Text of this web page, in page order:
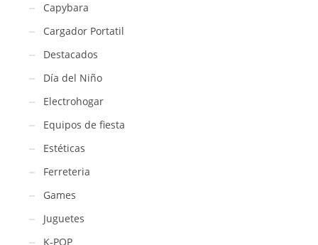
Capybara
Cargador Portatil
Destacados
Día del Niño
Electrohogar
Equipos de fiesta
Estéticas
Ferreteria
Games
Juguetes
K-POP